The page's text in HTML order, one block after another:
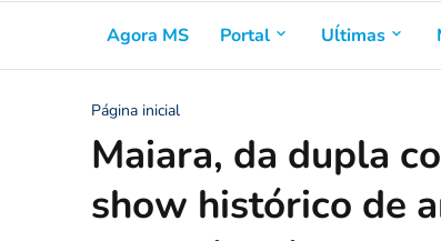
Agora MS Portal Uĺtimas
Página inicial
Maiara, da dupla
show histórico de